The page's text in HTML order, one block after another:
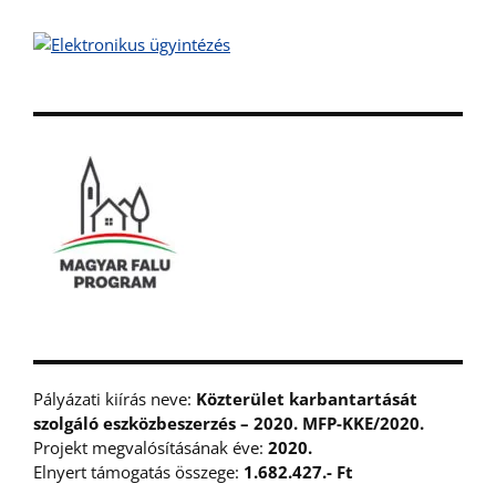
Pályázati kiírás neve: Közterület karbantartását
szolgáló eszközbeszerzés – 2020. MFP-KKE/2020.
Projekt megvalósításának éve: 2020.
Elnyert támogatás összege: 1.682.427.- Ft